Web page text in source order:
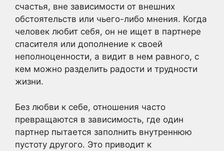
счастья, вне зависимости от внешних
обстоятельств или чьего-либо мнения. Когда
человек любит себя, он не ищет в партнере
спасителя или дополнение к своей
неполноценности, а видит в нем равного, с
кем можно разделить радости и трудности
жизни.
Без любви к себе, отношения часто
превращаются в зависимость, где один
партнер пытается заполнить внутреннюю
пустоту другого. Это приводит к